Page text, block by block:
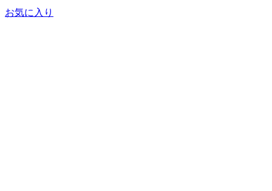
お気に入り